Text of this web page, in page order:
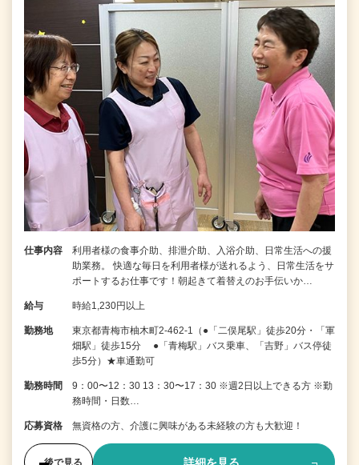
仕事内容
利用者様の食事介助、排泄介助、入浴介助、日常生活への援
助業務。 快適な毎日を利用者様が送れるよう、日常生活をサ
ポートするお仕事です！朝起きて着替えのお手伝いか…
給与 時給1,230円以上
勤務地
東京都青梅市柚木町2-462-1（●「二俣尾駅」徒歩20分・「軍
畑駅」徒歩15分 ●「青梅駅」バス乗車、「吉野」バス停徒
歩5分）★車通勤可
勤務時間
9：00〜12：30 13：30〜17：30 ※週2日以上できる方 ※勤
務時間・日数…
応募資格 無資格の方、介護に興味がある未経験の方も大歓迎！
後で見る